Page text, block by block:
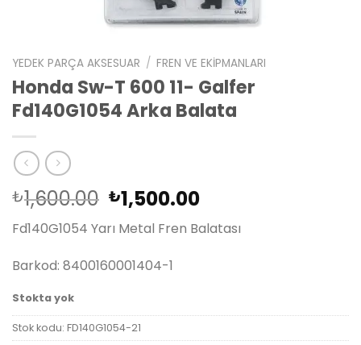
YEDEK PARÇA AKSESUAR / FREN VE EKIPMANLARI
Honda Sw-T 600 11- Galfer
Fd140G1054 Arka Balata
₺1,600.00 Orijinal
fiyat:
₺1,600.00.
₺1,500.00Şu
andaki
fiyat:
Fd140G1054 Yarı Metal Fren Balatası
Barkod: 8400160001404-1
Stokta yok
Stok kodu: FD140G1054-21